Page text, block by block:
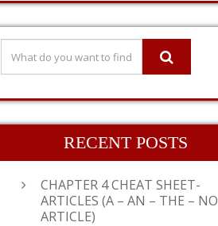
RECENT POSTS
CHAPTER 4 CHEAT SHEET-
ARTICLES (A – AN – THE – NO
ARTICLE)